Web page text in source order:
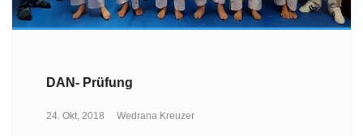
DAN- Prüfung
24. Okt, 2018 Wedrana Kreuzer